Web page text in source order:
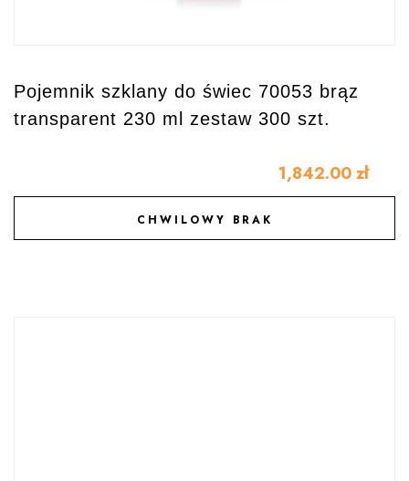
Pojemnik szklany do świec 70053 brąz
transparent 230 ml zestaw 300 szt.
1,842.00 zł
CHWILOWY BRAK
DODAJ DO ULUBIONYCH